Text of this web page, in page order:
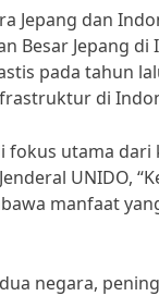
Jepang dan
Besar Jepang di
pada tahun
di
fokus utama dari
UNIDO,
manfaat
negara,